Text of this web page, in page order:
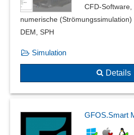
CFD-
numerische (Strömungssimulation)
DEM, SPH
Simulation
Details
GFOS.Smart